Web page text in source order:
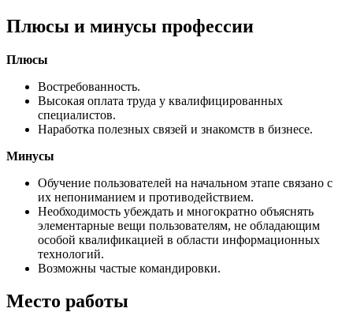
Плюсы и минусы профессии
Плюсы
Востребованность.
Высокая оплата труда у квалифицированных
специалистов.
Наработка полезных связей и знакомств в бизнесе.
Минусы
Обучение пользователей на начальном этапе связано с
их непониманием и противодействием.
Необходимость убеждать и многократно объяснять
элементарные вещи пользователям, не обладающим
особой квалификацией в области информационных
технологий.
Возможны частые командировки.
Место работы